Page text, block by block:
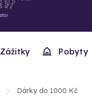
Zážitky Pobyty
Dárky do 1000 Kč